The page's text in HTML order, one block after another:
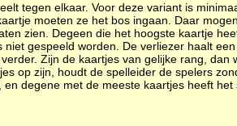
tegen elkaar. Voor deze variant is
moeten ze het bos ingaan. Daar
zien. Degeen die het hoogste kaartje
niet gespeeld worden. De verliezer haalt
Zijn de kaartjes van gelijke rang,
op zijn, houdt de spelleider de spelers
en degene met de meeste kaartjes heeft het